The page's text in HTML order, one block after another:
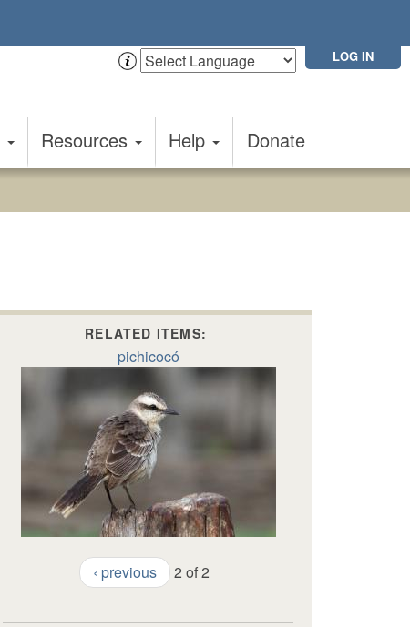
LOG IN
Resources Help Donate
RELATED ITEMS:
pichicocó
‹ previous 2 of 2